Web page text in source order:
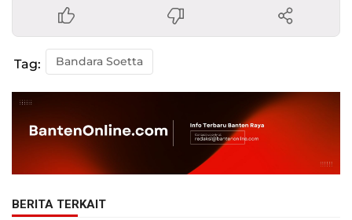
Tag: Bandara Soetta
BERITA TERKAIT